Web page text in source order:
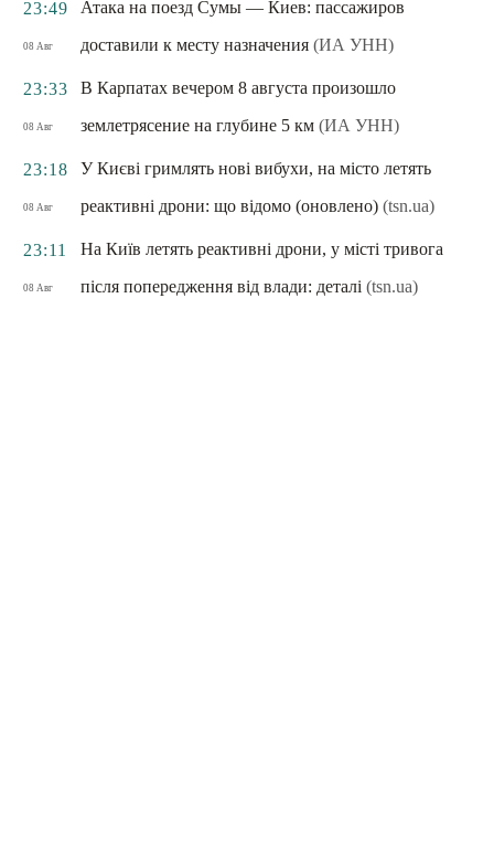
23:49
08 Авг
Атака на поезд Сумы — Киев: пассажиров
доставили к месту назначения (ИА УНН)
23:33
08 Авг
В Карпатах вечером 8 августа произошло
землетрясение на глубине 5 км (ИА УНН)
23:18
08 Авг
У Києві гримлять нові вибухи, на місто летять
реактивні дрони: що відомо (оновлено) (tsn.ua)
23:11
08 Авг
На Київ летять реактивні дрони, у місті тривога
після попередження від влади: деталі (tsn.ua)